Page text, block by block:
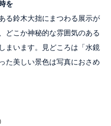
を
る鈴木大拙にまつわる展示が
どこか神秘的な雰囲気のある
まいます。見どころは「水鏡
た美しい景色は写真におさめ